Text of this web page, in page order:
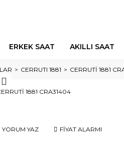
ERKEK SAAT AKILLI SAAT
CERRUTI 1881 CERRUTİ 1881
YORUM YAZ FİYAT ALARMI